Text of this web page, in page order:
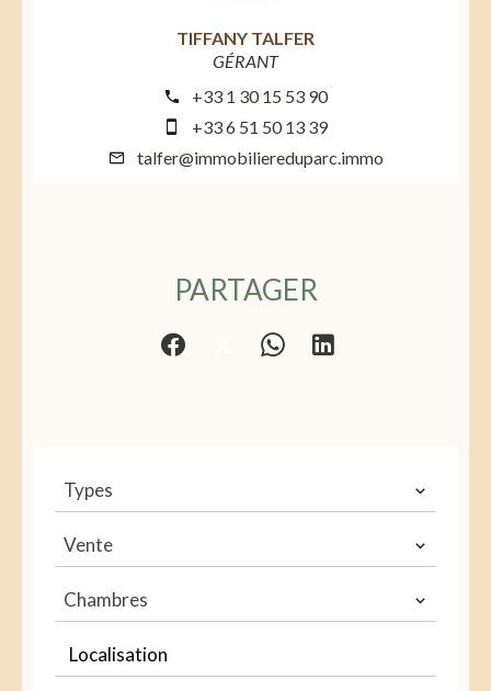
TIFFANY TALFER
GÉRANT
+33 1 30 15 53 90
+33 6 51 50 13 39
talfer@immobiliereduparc.immo
PARTAGER
Types
Vente
Chambres
Localisation